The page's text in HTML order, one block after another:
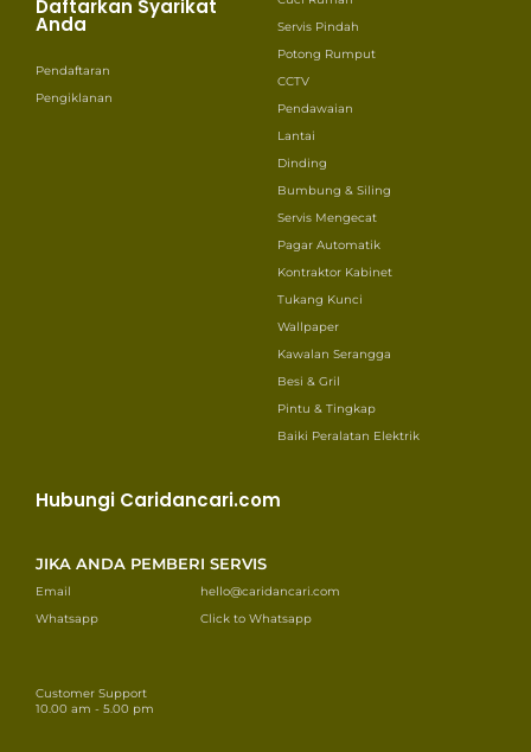
Daftarkan Syarikat
Anda
Pendaftaran
Pengiklanan
Servis Pindah
Potong Rumput
CCTV
Pendawaian
Lantai
Dinding
Bumbung & Siling
Servis Mengecat
Pagar Automatik
Kontraktor Kabinet
Tukang Kunci
Wallpaper
Kawalan Serangga
Besi & Gril
Pintu & Tingkap
Baiki Peralatan Elektrik
Hubungi Caridancari.com
JIKA ANDA PEMBERI SERVIS
Email
hello@caridancari.com
Whatsapp
Click to Whatsapp
Customer Support
10.00 am - 5.00 pm